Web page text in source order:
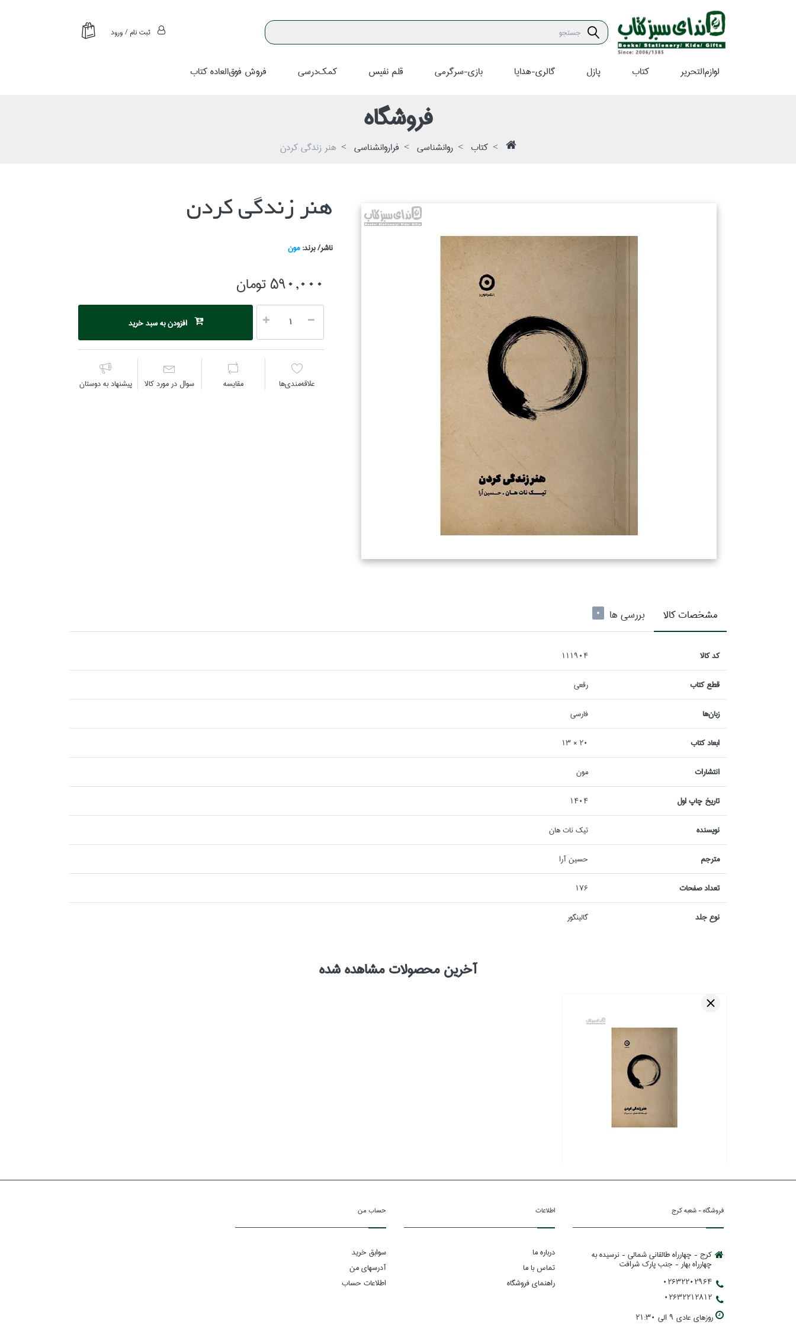
ثبت نام / ورود
لوازم‌التحرير كتاب پازل گالري-هدايا بازي-سرگرمي قلم نفيس كمك‌درسي فروش فوق‌العاده كتاب
فروشگاه
كتاب روانشناسي فراروانشناسي هنر زندگي كردن
هنر زندگي كردن
ناشر/ برند: مون
590,000 تومان
افزودن به سبد خرید
علاقه‌مندي‌ها مقايسه سوال در مورد كالا پیشنهاد به دوستان
مشخصات كالا بررسی ها 0
كد كالا 111904
قطع كتاب رقعي
زبان‌ها فارسي
ابعاد كتاب 20 × 13
انتشارات مون
تاريخ چاپ اول 1404
نويسنده تيك نات هان
مترجم حسين آرا
تعداد صفحات 176
نوع جلد گالينگور
آخرین محصولات مشاهده شده
فروشگاه - شعبه کرج
کرج - چهارراه طالقانی شمالی - نرسیده به
چهارراه بهار - جنب پارك شرافت
02632202964
02632212812
روزهاي عادي 9 الي 21:30
اطلاعات
درباره ما
تماس با ما
راهنمای فروشگاه
حساب من
سوابق خرید
آدرسهای من
اطلاعات حساب